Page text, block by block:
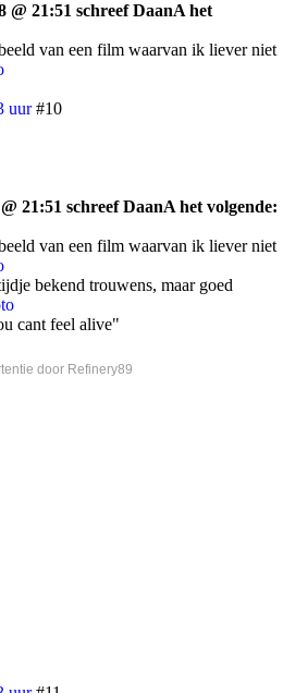
@ 21:51 schreef DaanA het
van een film waarvan ik liever niet
uur #10
21:51 schreef DaanA het volgende:
van een film waarvan ik liever niet
bekend trouwens, maar goed
cant feel alive"
door Refinery89